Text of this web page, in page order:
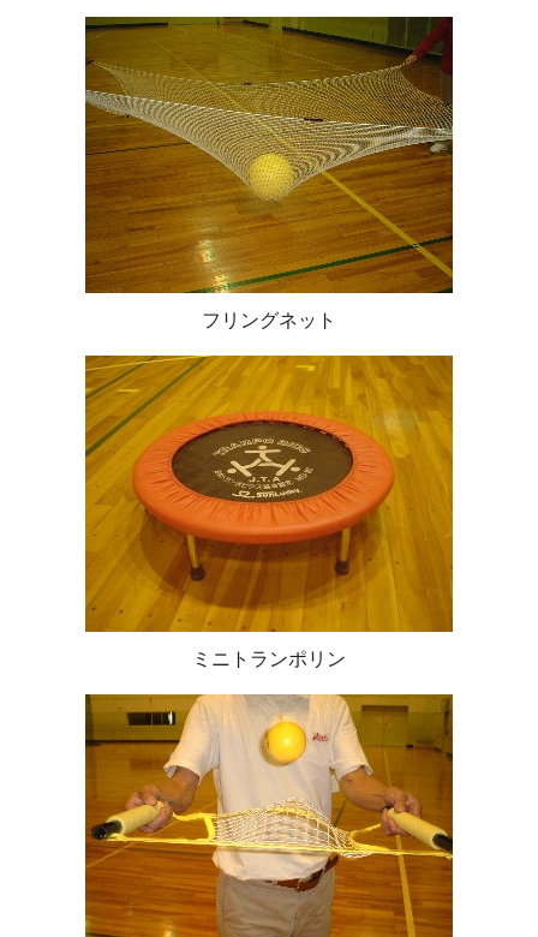
フリングネット
ミニトランポリン